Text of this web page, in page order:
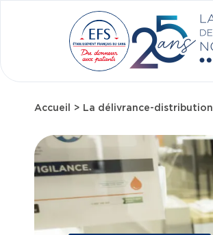
Fil d'Ariane
Accueil La délivrance-distribution